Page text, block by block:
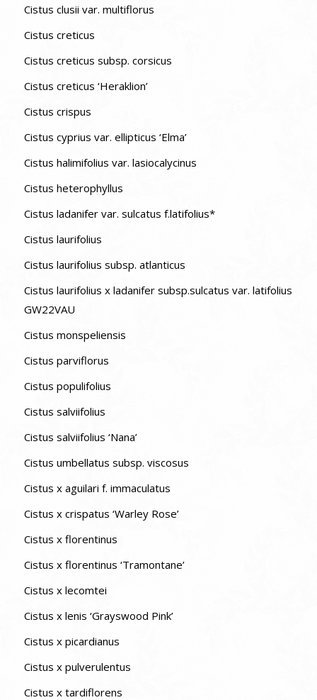
Cistus clusii var. multiflorus
Cistus creticus
Cistus creticus subsp. corsicus
Cistus creticus ‘Heraklion’
Cistus crispus
Cistus cyprius var. ellipticus ‘Elma’
Cistus halimifolius var. lasiocalycinus
Cistus heterophyllus
Cistus ladanifer var. sulcatus f.latifolius*
Cistus laurifolius
Cistus laurifolius subsp. atlanticus
Cistus laurifolius x ladanifer subsp.sulcatus var. latifolius
GW22VAU
Cistus monspeliensis
Cistus parviflorus
Cistus populifolius
Cistus salviifolius
Cistus salviifolius ‘Nana’
Cistus umbellatus subsp. viscosus
Cistus x aguilari f. immaculatus
Cistus x crispatus ‘Warley Rose’
Cistus x florentinus
Cistus x florentinus ‘Tramontane’
Cistus x lecomtei
Cistus x lenis ‘Grayswood Pink’
Cistus x picardianus
Cistus x pulverulentus
Cistus x tardiflorens